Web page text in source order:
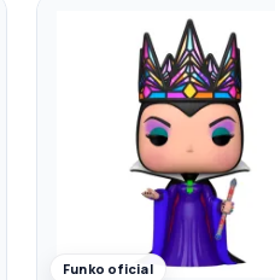
Funko oficial